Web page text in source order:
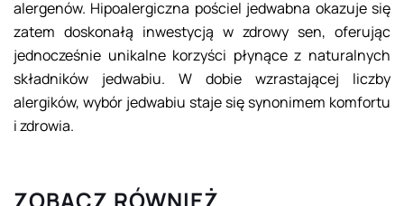
alergenów. Hipoalergiczna pościel jedwabna okazuje się
zatem doskonałą inwestycją w zdrowy sen, oferując
jednocześnie unikalne korzyści płynące z naturalnych
składników jedwabiu. W dobie wzrastającej liczby
alergików, wybór jedwabiu staje się synonimem komfortu
i zdrowia.